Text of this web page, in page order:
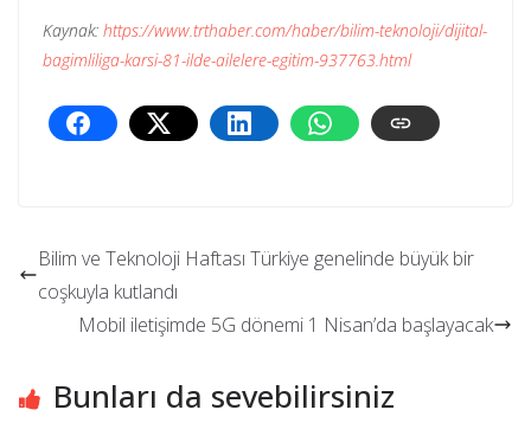
Kaynak: https://www.trthaber.com/haber/bilim-teknoloji/dijital-
bagimliliga-karsi-81-ilde-ailelere-egitim-937763.html
Bilim ve Teknoloji Haftası Türkiye genelinde büyük bir
coşkuyla kutlandı
Mobil iletişimde 5G dönemi 1 Nisan’da başlayacak
Bunları da sevebilirsiniz